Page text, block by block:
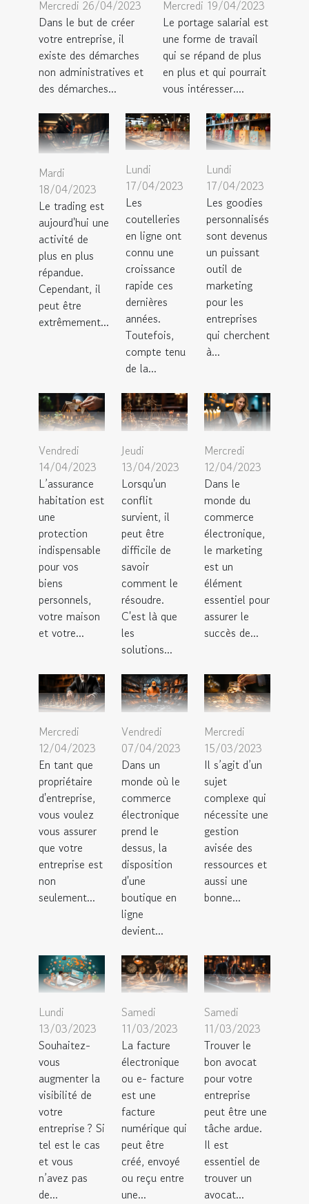
Mercredi 26/04/2023
Dans le but de créer
votre entreprise, il
existe des démarches
non administratives et
des démarches...
Mercredi 19/04/2023
Le portage salarial est
une forme de travail
qui se répand de plus
en plus et qui pourrait
vous intéresser....
Mardi
18/04/2023
Le trading est
aujourd'hui une
activité de
plus en plus
répandue.
Cependant, il
peut être
extrêmement...
Lundi
17/04/2023
Les
coutelleries
en ligne ont
connu une
croissance
rapide ces
dernières
années.
Toutefois,
compte tenu
de la...
Lundi
17/04/2023
Les goodies
personnalisés
sont devenus
un puissant
outil de
marketing
pour les
entreprises
qui cherchent
à...
Vendredi
14/04/2023
L’assurance
habitation est
une
protection
indispensable
pour vos
biens
personnels,
votre maison
et votre...
Jeudi
13/04/2023
Lorsqu'un
conflit
survient, il
peut être
difficile de
savoir
comment le
résoudre.
C'est là que
les
solutions...
Mercredi
12/04/2023
Dans le
monde du
commerce
électronique,
le marketing
est un
élément
essentiel pour
assurer le
succès de...
Mercredi
12/04/2023
En tant que
propriétaire
d'entreprise,
vous voulez
vous assurer
que votre
entreprise est
non
seulement...
Vendredi
07/04/2023
Dans un
monde où le
commerce
électronique
prend le
dessus, la
disposition
d'une
boutique en
ligne
devient...
Mercredi
15/03/2023
Il s’agit d’un
sujet
complexe qui
nécessite une
gestion
avisée des
ressources et
aussi une
bonne...
Lundi
13/03/2023
Souhaitez-
vous
augmenter la
visibilité de
votre
entreprise ? Si
tel est le cas
et vous
n’avez pas
de...
Samedi
11/03/2023
La facture
électronique
ou e- facture
est une
facture
numérique qui
peut être
créé, envoyé
ou reçu entre
une...
Samedi
11/03/2023
Trouver le
bon avocat
pour votre
entreprise
peut être une
tâche ardue.
Il est
essentiel de
trouver un
avocat...